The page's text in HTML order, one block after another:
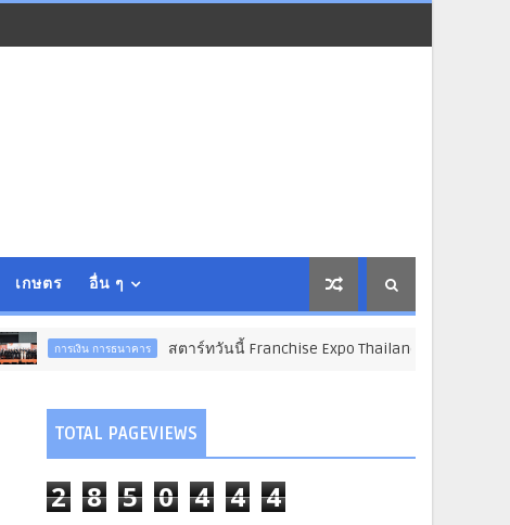
เกษตร อื่น ๆ
คาร สตาร์ทวันนี้ Franchise Expo Thailand & TESE 2026 วัน
TOTAL PAGEVIEWS
2 8 5 0 4 4 4